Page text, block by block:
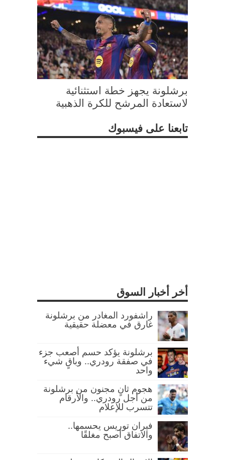
برشلونة يجهز خطة استثنائية
لاستعادة المرشح للكرة الذهبية
تابعنا على فيسبوك
أخر أخبار السوق
راشفورد المغادر من برشلونة
غارق في معضلة حقيقية
برشلونة يؤكد حسم أصعب جزء
في صفقة رودري.. وباقٍ شيء
واحد
هجوم ثانٍ مجنون من برشلونة
من أجل رودري.. والأرقام
تتسرب للإعلام
فيران توريس يحسمها..
والاتفاق أصبح مغلقًا